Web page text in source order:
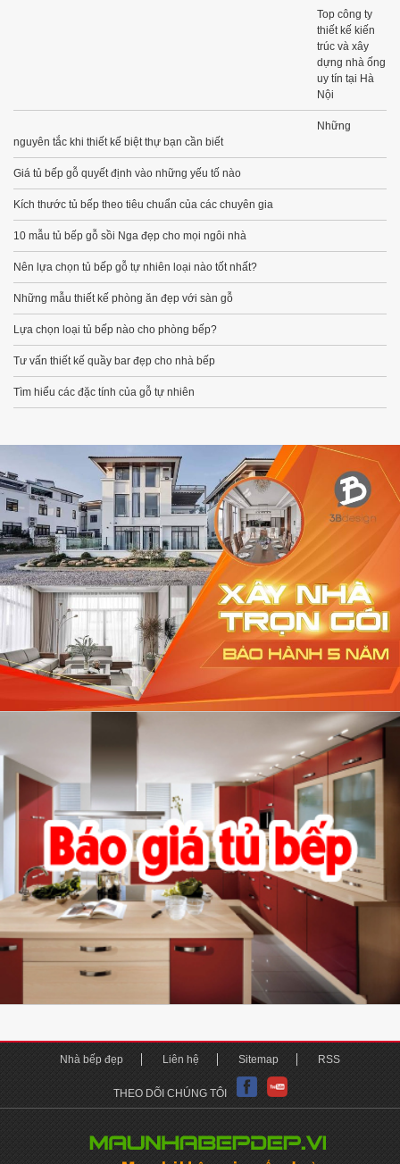
Top công ty
thiết kế kiến
trúc và xây
dựng nhà ống
uy tín tại Hà
Nội
Những
nguyên tắc khi thiết kế biệt thự bạn cần biết
Giá tủ bếp gỗ quyết định vào những yếu tố nào
Kích thước tủ bếp theo tiêu chuẩn của các chuyên gia
10 mẫu tủ bếp gỗ sồi Nga đẹp cho mọi ngôi nhà
Nên lựa chọn tủ bếp gỗ tự nhiên loại nào tốt nhất?
Những mẫu thiết kế phòng ăn đẹp với sàn gỗ
Lựa chọn loại tủ bếp nào cho phòng bếp?
Tư vấn thiết kế quầy bar đẹp cho nhà bếp
Tìm hiểu các đặc tính của gỗ tự nhiên
Nhà bếp đẹp Liên hệ Sitemap RSS
THEO DÕI CHÚNG TÔI